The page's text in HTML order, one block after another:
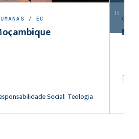
/ EC
Social Teologia